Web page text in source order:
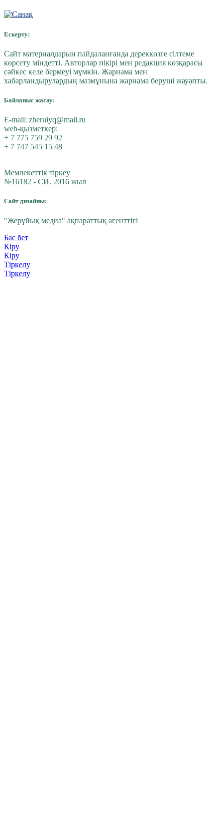
Ескерту:
Сайт материалдарын пайдаланғанда дереккөзге сілтеме
көрсету міндетті. Авторлар пікірі мен редакция көзқарасы
сәйкес келе бермеуі мүмкін. Жарнама мен
хабарландырулардың мазмұнына жарнама беруші жауапты.
Байланыс жасау:
E-mail: zheruiyq@mail.ru
web-қызметкер:
+ 7 775 759 29 92
+ 7 747 545 15 48
Мемлекеттік тіркеу
№16182 - СИ. 2016 жыл
Сайт дизайны:
"Жерұйық медиа" ақпараттық агенттігі
Бас бет
Кіру
Кіру
Тіркелу
Тіркелу